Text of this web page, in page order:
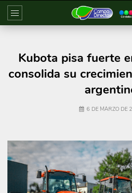
Kubota pisa fuerte
consolida su
6 DE MARZO DE